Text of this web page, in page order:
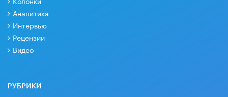
Аналитика
Интервью
Рецензии
Видео
РУБРИКИ